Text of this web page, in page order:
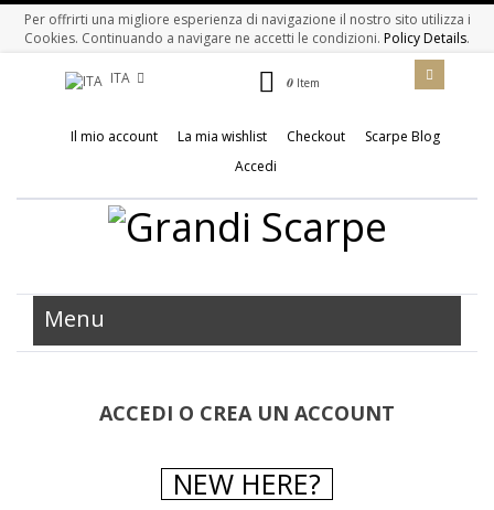
Per offrirti una migliore esperienza di navigazione il nostro sito utilizza i
Cookies. Continuando a navigare ne accetti le condizioni. Policy Details.
ITA 0Item
Il mio account La mia wishlist Checkout
Scarpe Blog
Accedi
Menu
ACCEDI O CREA UN ACCOUNT
NEW HERE?